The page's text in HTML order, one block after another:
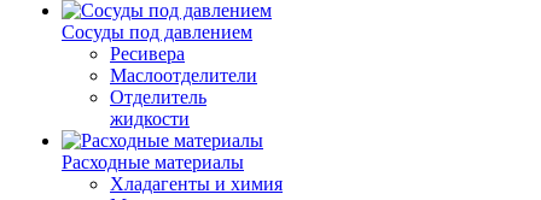
Сосуды под давлением
Ресивера
Маслоотделители
Отделитель
жидкости
Расходные материалы
Хладагенты и химия